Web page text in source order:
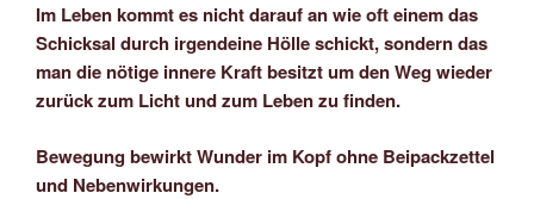
Im Leben kommt es nicht darauf an wie oft einem das
Schicksal durch irgendeine Hölle schickt, sondern das
man die nötige innere Kraft besitzt um den Weg wieder
zurück zum Licht und zum Leben zu finden.
Bewegung bewirkt Wunder im Kopf ohne Beipackzettel
und Nebenwirkungen.